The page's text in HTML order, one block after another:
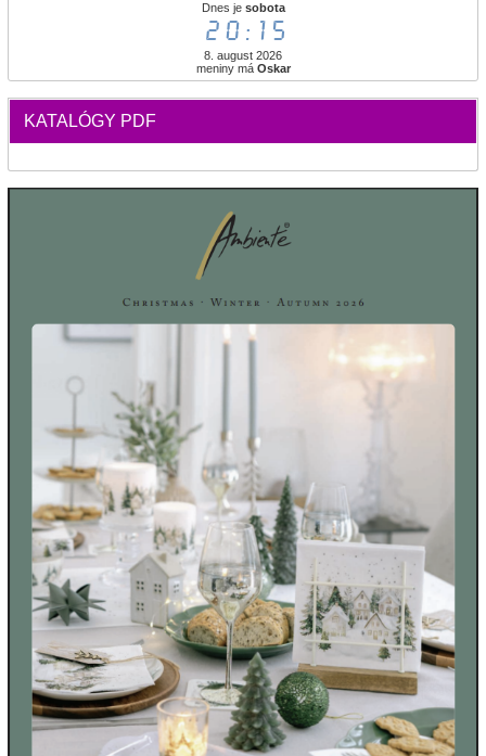
Dnes je sobota
20:15
8. august 2026
meniny má Oskar
KATALÓGY PDF